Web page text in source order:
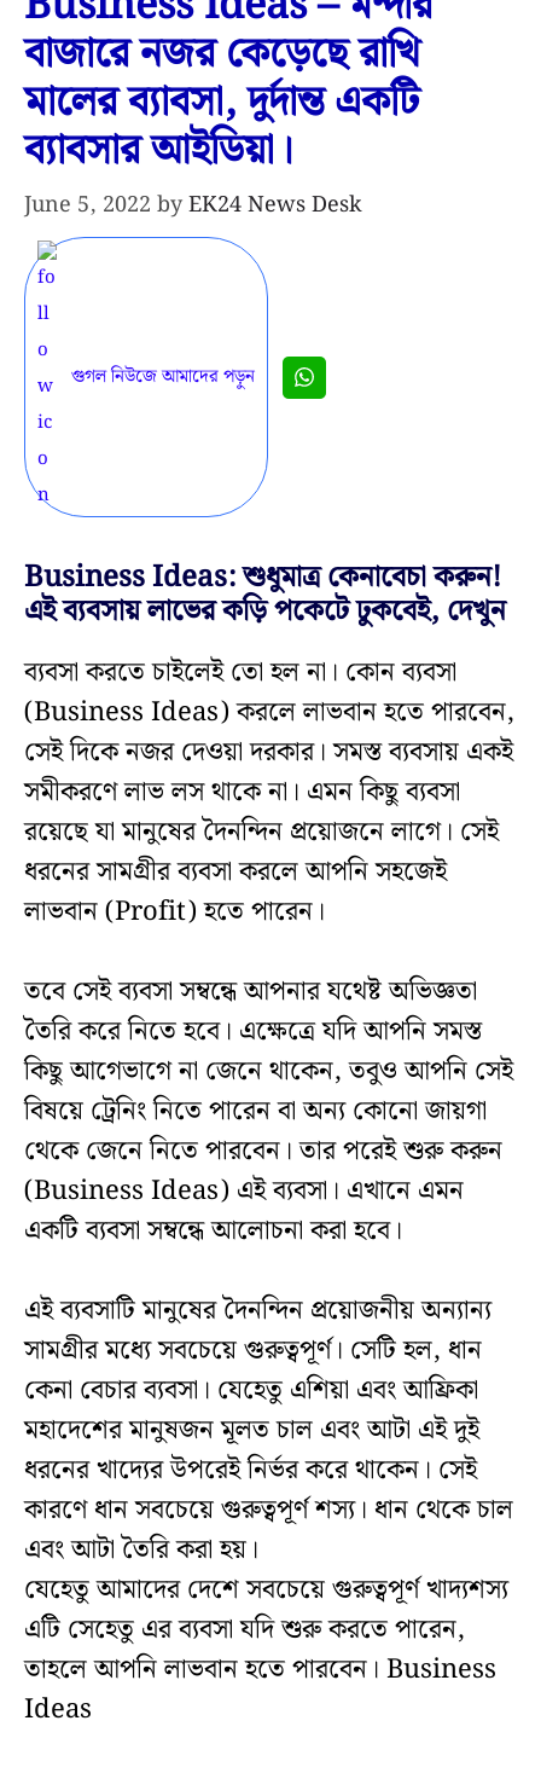
বাজারে নজর কেড়েছে রাখি
মালের ব্যাবসা, দুর্দান্ত একটি
ব্যাবসার আইডিয়া।
June 5, 2022 byEK24 News Desk
গুগল নিউজে আমাদের পড়ুন
Business Ideas: শুধুমাত্র কেনাবেচা করুন!
এই ব‍্যবসায় লাভের কড়ি পকেটে ঢুকবেই, দেখুন
ব্যবসা করতে চাইলেই তো হল না। কোন ব্যবসা
(Business Ideas) করলে লাভবান হতে পারবেন,
সেই দিকে নজর দেওয়া দরকার। সমস্ত ব্যবসায় একই
সমীকরণে লাভ লস থাকে না। এমন কিছু ব্যবসা
রয়েছে যা মানুষের দৈনন্দিন প্রয়োজনে লাগে। সেই
ধরনের সামগ্রীর ব্যবসা করলে আপনি সহজেই
লাভবান (Profit) হতে পারেন।
তবে সেই ব্যবসা সম্বন্ধে আপনার যথেষ্ট অভিজ্ঞতা
তৈরি করে নিতে হবে। এক্ষেত্রে যদি আপনি সমস্ত
কিছু আগেভাগে না জেনে থাকেন, তবুও আপনি সেই
বিষয়ে ট্রেনিং নিতে পারেন বা অন্য কোনো জায়গা
থেকে জেনে নিতে পারবেন। তার পরেই শুরু করুন
(Business Ideas) এই ব্যবসা। এখানে এমন
একটি ব্যবসা সম্বন্ধে আলোচনা করা হবে।
এই ব্যবসাটি মানুষের দৈনন্দিন প্রয়োজনীয় অন্যান্য
সামগ্রীর মধ্যে সবচেয়ে গুরুত্বপূর্ণ। সেটি হল, ধান
কেনা বেচার ব্যবসা। যেহেতু এশিয়া এবং আফ্রিকা
মহাদেশের মানুষজন মূলত চাল এবং আটা এই দুই
ধরনের খাদ্যের উপরেই নির্ভর করে থাকেন। সেই
কারণে ধান সবচেয়ে গুরুত্বপূর্ণ শস্য। ধান থেকে চাল
এবং আটা তৈরি করা হয়।
যেহেতু আমাদের দেশে সবচেয়ে গুরুত্বপূর্ণ খাদ্যশস্য
এটি সেহেতু এর ব্যবসা যদি শুরু করতে পারেন,
তাহলে আপনি লাভবান হতে পারবেন। Business
Ideas